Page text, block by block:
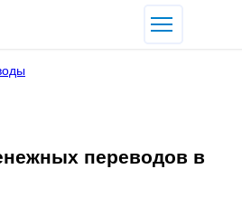
переводов в